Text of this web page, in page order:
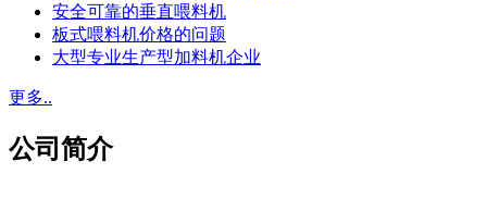
安全可靠的垂直喂料机
板式喂料机价格的问题
大型专业生产型加料机企业
更多..
公司简介